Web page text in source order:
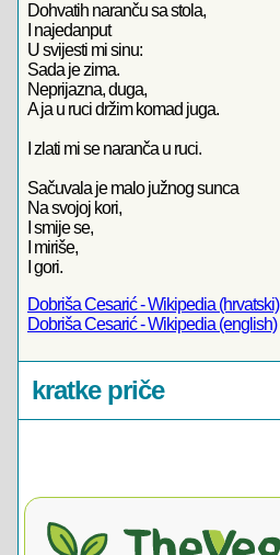
Dohvatih naranču sa stola,
I najedanput
U svijesti mi sinu:
Sada je zima.
Neprijazna, duga,
A ja u ruci držim komad juga.
I zlati mi se naranča u ruci.
Sačuvala je malo južnog sunca
Na svojoj kori,
I smije se,
I miriše,
I gori.
Dobriša Cesarić - Wikipedia (hrvatski)
Dobriša Cesarić - Wikipedia (english)
kratke priče